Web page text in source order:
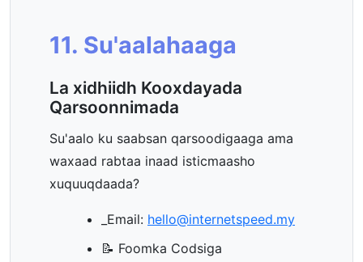
11. Su'aalahaaga
La xidhiidh Kooxdayada
Qarsoonnimada
Su'aalo ku saabsan qarsoodigaaga ama
waxaad rabtaa inaad isticmaasho
xuquuqdaada?
_Email: hello@internetspeed.my
📝 Foomka Codsiga